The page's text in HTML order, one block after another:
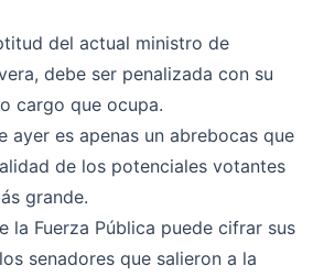
del actual ministro de
debe ser penalizada con su
cargo que ocupa.
ayer es apenas un abrebocas que
de los potenciales votantes
grande.
la Fuerza Pública puede cifrar sus
senadores que salieron a la